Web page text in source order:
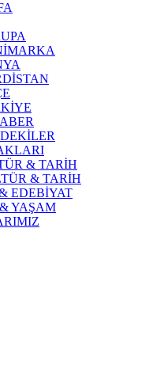
& TARİH
& TARİH
EDEBİYAT
YAŞAM